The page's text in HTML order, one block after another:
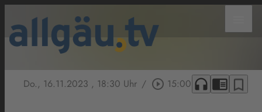
Do., 16.11.2023 , 18:30 Uhr / play_circle_outline 15:00 headphones chrome_reader_mode bookmark_border